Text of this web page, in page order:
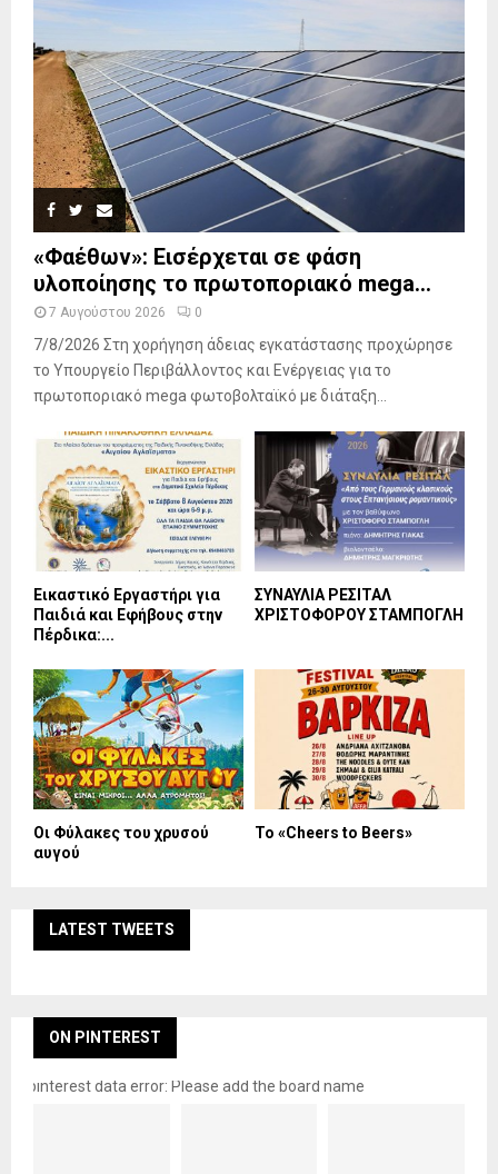
«Φαέθων»: Εισέρχεται σε φάση
υλοποίησης το πρωτοποριακό mega...
7 Αυγούστου 2026 0
7/8/2026 Στη χορήγηση άδειας εγκατάστασης προχώρησε
το Υπουργείο Περιβάλλοντος και Ενέργειας για το
πρωτοποριακό mega φωτοβολταϊκό με διάταξη...
Εικαστικό Εργαστήρι για
Παιδιά και Εφήβους στην
Πέρδικα:...
ΣΥΝΑΥΛΙΑ ΡΕΣΙΤΑΛ
ΧΡΙΣΤΟΦΟΡΟΥ ΣΤΑΜΠΟΓΛΗ
Οι Φύλακες του χρυσού
αυγού
Το «Cheers to Beers»
LATEST TWEETS
ON PINTEREST
pinterest data error: Please add the board name